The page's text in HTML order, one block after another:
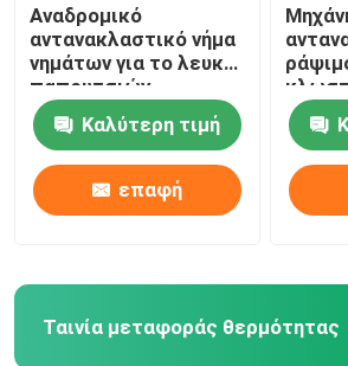
Αναδρομικό
αντανακλαστικό νήμα
νημάτων για το λευκό
παπουτσιών
ιματισμού καπέλων
ραψίματος
πλεξίματος
Καλύτερη τιμή
επαφή
σε
ορατή
Ταινία μεταφοράς θερμότητας